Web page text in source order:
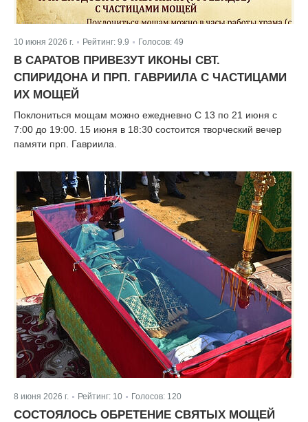
10 июня 2026 г. Рейтинг: 9.9 Голосов: 49
В САРАТОВ ПРИВЕЗУТ ИКОНЫ СВТ.
СПИРИДОНА И ПРП. ГАВРИИЛА С ЧАСТИЦАМИ
ИХ МОЩЕЙ
Поклониться мощам можно ежедневно С 13 по 21 июня с
7:00 до 19:00. 15 июня в 18:30 состоится творческий вечер
памяти прп. Гавриила.
8 июня 2026 г. | Рейтинг: 10 Голосов: 120
СОСТОЯЛОСЬ ОБРЕТЕНИЕ СВЯТЫХ МОЩЕЙ